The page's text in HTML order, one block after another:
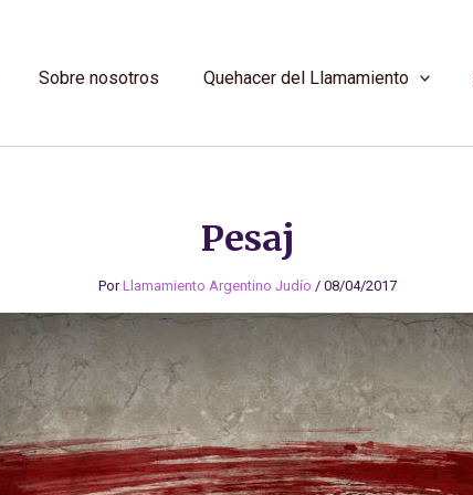
Sobre nosotros Quehacer del Llamamiento
Pesaj
PorLlamamiento Argentino Judío / 08/04/2017